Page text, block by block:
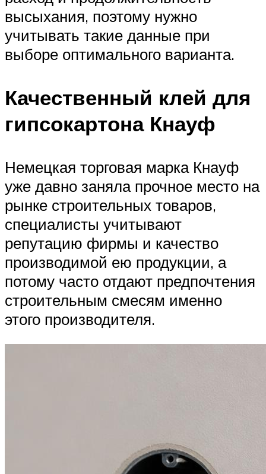
высыхания, поэтому нужно
учитывать такие данные при
выборе оптимального варианта.
Качественный клей для
гипсокартона Кнауф
Немецкая торговая марка Кнауф
уже давно заняла прочное место на
рынке строительных товаров,
специалисты учитывают
репутацию фирмы и качество
производимой ею продукции, а
потому часто отдают предпочтения
строительным смесям именно
этого производителя.